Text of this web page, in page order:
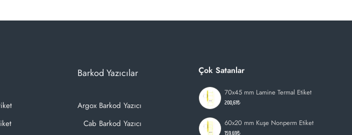
Barkod Yazıcılar
Argox Barkod Yazıcı
Cab Barkod Yazıcı
Çok Satanlar
70x45 mm Lamine Termal Etiket
200,61₺
60x20 mm Kuşe Nonperm Etiket